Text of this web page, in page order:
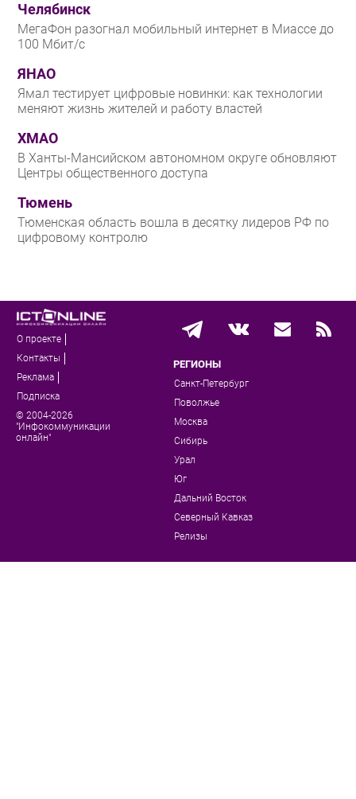
Челябинск
МегаФон разогнал мобильный интернет в Миассе до
100 Мбит/с
ЯНАО
Ямал тестирует цифровые новинки: как технологии
меняют жизнь жителей и работу властей
ХМАО
В Ханты-Мансийском автономном округе обновляют
Центры общественного доступа
Тюмень
Тюменская область вошла в десятку лидеров РФ по
цифровому контролю
О проекте
Контакты
Реклама
Подписка
© 2004-2026
"Инфокоммуникации
онлайн"
РЕГИОНЫ
Санкт-Петербург
Поволжье
Москва
Сибирь
Урал
Юг
Дальний Восток
Северный Кавказ
Релизы